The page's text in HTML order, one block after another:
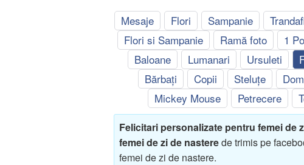
Mesaje Flori Sampanie
Flori si Sampanie
Ramă foto 1
Baloane
Lumanari Ursuleti
Bărbați
Copii Steluțe
Mickey Mouse
Petrecere
Felicitari personalizate pentru femei de
femei de zi de nasterede trimis pe
femei de zi de nastere.